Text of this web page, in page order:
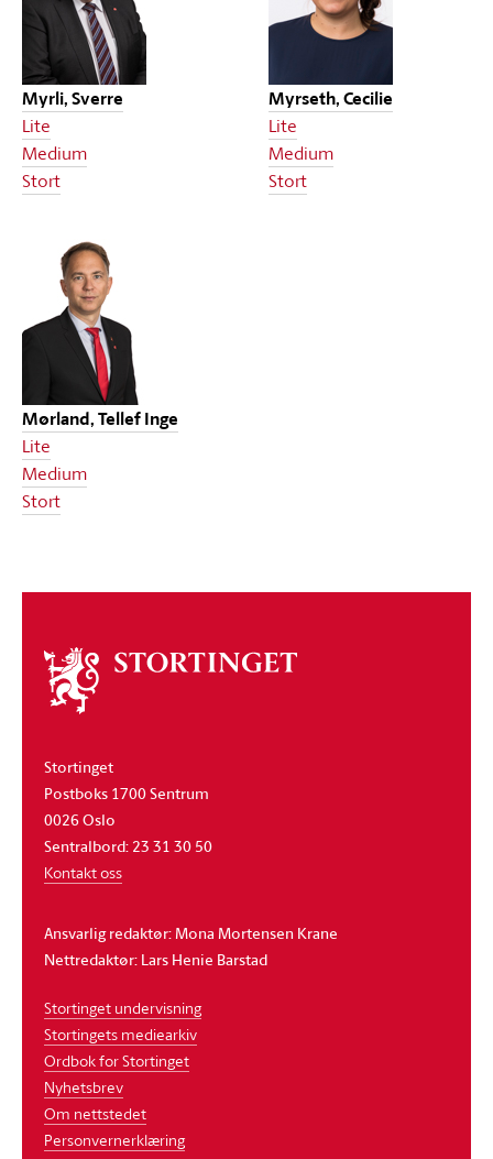
Myrli, Sverre
Lite
Medium
Stort
Myrseth, Cecilie
Lite
Medium
Stort
Mørland, Tellef Inge
Lite
Medium
Stort
Om
stortinget
Stortinget
Postboks 1700 Sentrum
0026 Oslo
Sentralbord: 23 31 30 50
Kontakt oss
Ansvarlig redaktør: Mona Mortensen Krane
Nettredaktør: Lars Henie Barstad
Stortinget undervisning
Stortingets mediearkiv
Ordbok for Stortinget
Nyhetsbrev
Om nettstedet
Personvernerklæring